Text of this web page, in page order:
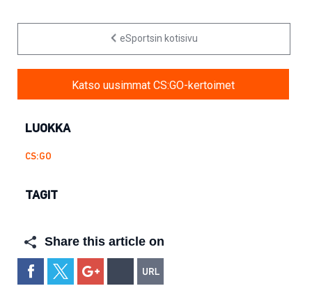
eSportsin kotisivu
Katso uusimmat CS:GO-kertoimet
LUOKKA
CS:GO
TAGIT
Share this article on